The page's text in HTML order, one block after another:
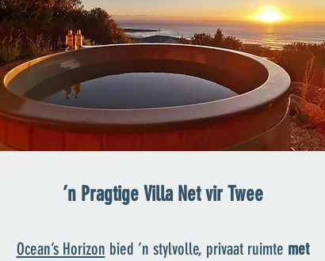
’n Pragtige Villa Net vir Twee
​Ocean’s Horizon bied ’n stylvolle, privaat ruimte met